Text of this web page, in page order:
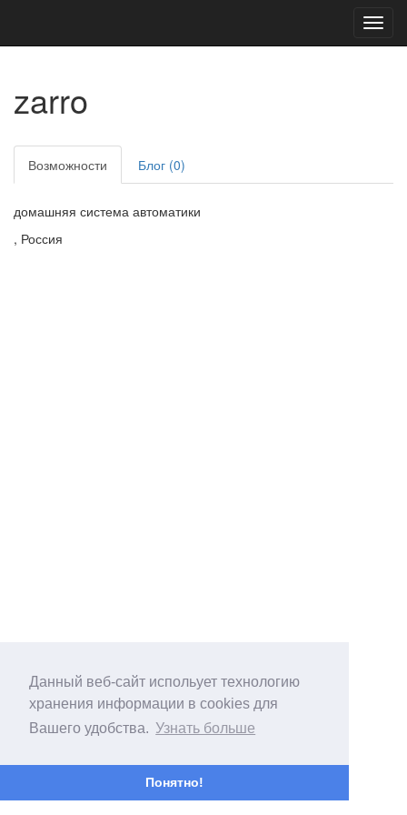
Данный веб-сайт испольует технологию
хранения информации в cookies для
Вашего удобства. Узнать больше
Понятно!
zarro
Возможности Блог (0)
домашняя система автоматики
, Россия